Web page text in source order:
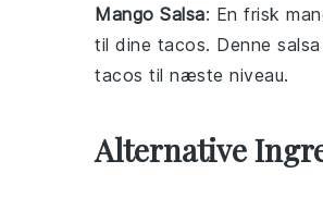
Mango Salsa: En frisk
til dine tacos. Denne
tacos til næste niveau.
Alternative